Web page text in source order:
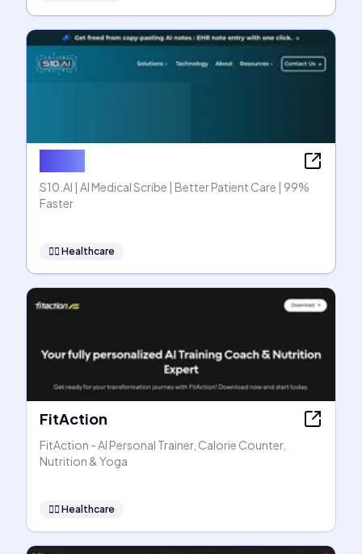
S10.AI | AI Medical Scribe | Better Patient Care | 99%
Faster
👩‍⚕️ Healthcare
FitAction
FitAction - AI Personal Trainer, Calorie Counter,
Nutrition & Yoga
👩‍⚕️ Healthcare